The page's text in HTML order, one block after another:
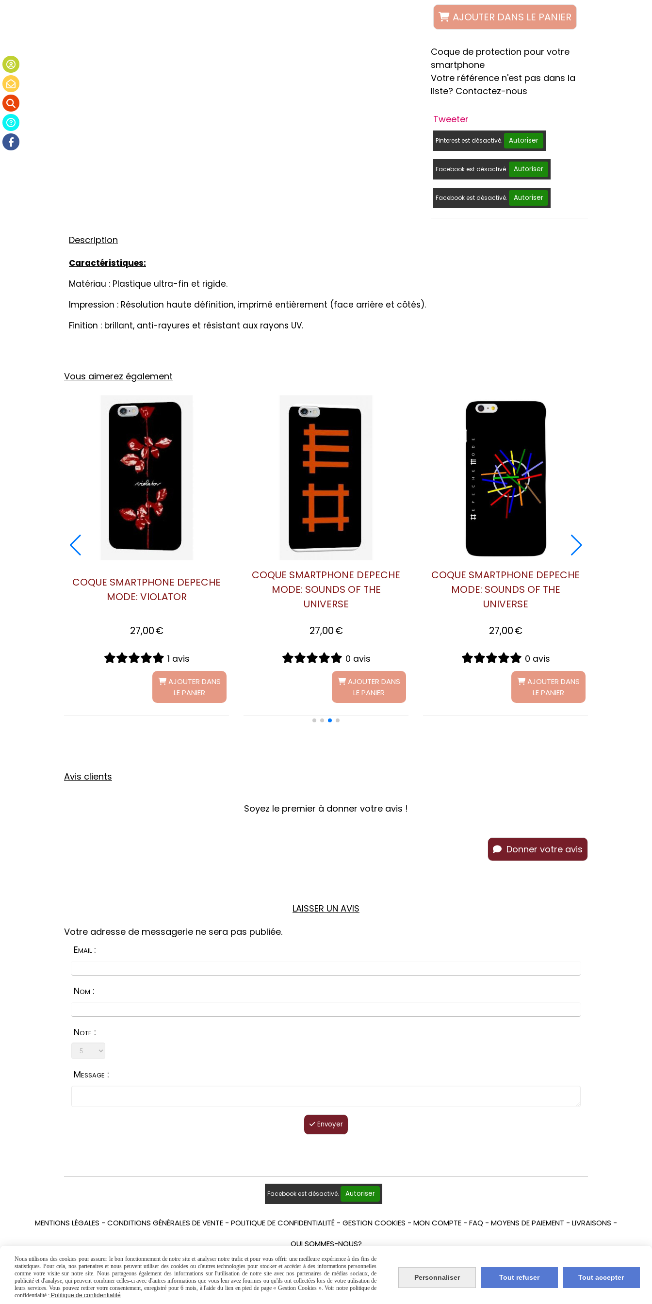
AJOUTER DANS LE PANIER
Coque de protection pour votre
smartphone
Votre référence n'est pas dans la
liste? Contactez-nous
Tweeter
Pinterest est désactivé. Autoriser
Facebook est désactivé. Autoriser
Facebook est désactivé. Autoriser
Description
Caractéristiques:
Matériau : Plastique ultra-fin et rigide.
Impression : Résolution haute définition, imprimé entièrement (face arrière et côtés).
Finition : brillant, anti-rayures et résistant aux rayons UV.
Vous aimerez également
COQUE SMARTPHONE DEPECHE
MODE: SPEAK AND SPELL
27,00€
0 avis
AJOUTER DANS
LE PANIER
COQUE SMARTPHONE DEPECHE
MODE: VIOLATOR
27,00€
1 avis
AJOUTER DANS
LE PANIER
COQUE SMARTPHONE DEPECHE
MODE: SOUNDS OF THE
UNIVERSE
27,00€
0 avis
AJOUTER DANS
LE PANIER
Avis clients
Soyez le premier à donner votre avis !
Donner votre avis
LAISSER UN AVIS
Votre adresse de messagerie ne sera pas publiée.
Email :
Nom :
Note :
Message :
Envoyer
Facebook est désactivé. Autoriser
MENTIONS LÉGALES CONDITIONS GÉNÉRALES DE VENTE POLITIQUE DE CONFIDENTIALITÉ GESTION COOKIES MON COMPTE FAQ MOYENS DE PAIEMENT LIVRAISONS
QUI SOMMES-NOUS?
Nous utilisons des cookies pour assurer le bon fonctionnement de notre site et analyser notre trafic et pour vous offrir une meilleure expérience à des fins de
statistiques. Pour cela, nos partenaires et nous peuvent utiliser des cookies ou d'autres technologies pour stocker et accéder à des informations personnelles
comme votre visite sur notre site. Nous partageons également des informations sur l'utilisation de notre site avec nos partenaires de médias sociaux, de
publicité et d'analyse, qui peuvent combiner celles-ci avec d'autres informations que vous leur avez fournies ou qu'ils ont collectées lors de votre utilisation de
leurs services. Vous pouvez retirer votre consentement, enregistré pour 6 mois, à l'aide du lien en pied de page « Gestion Cookies ». Voir notre politique de
confidentialité : Politique de confidentialité
Personnaliser Tout refuser Tout accepter